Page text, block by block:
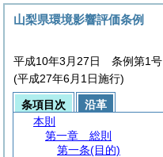
山梨県環境影響評価条例
平成10年3月27日 条例第1号
(平成27年6月1日施行)
条項目次
沿革
本則
第一章
総則
第一条(目的)